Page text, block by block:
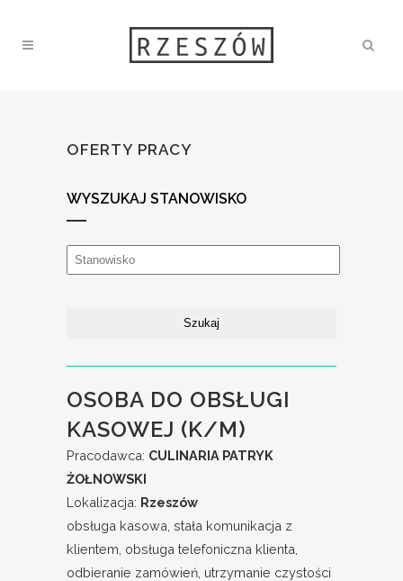
OFERTY PRACY
WYSZUKAJ STANOWISKO
OSOBA DO OBSŁUGI
KASOWEJ (K/M)
Pracodawca: CULINARIA PATRYK
ŻOŁNOWSKI
Lokalizacja: Rzeszów
obsługa kasowa, stała komunikacja z
klientem, obsługa telefoniczna klienta,
odbieranie zamówień, utrzymanie czystości